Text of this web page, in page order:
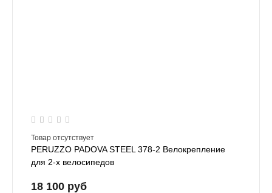
Товар отсутствует
PERUZZO PADOVA STEEL 378-2 Велокрепление
для 2-х велосипедов
18 100 руб